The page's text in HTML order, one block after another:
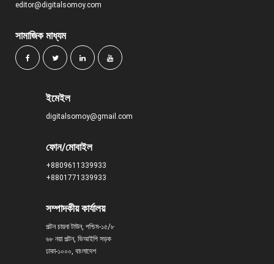
editor@digitalsomoy.com
সামাজিক মাধ্যম
ইমেইল
digitalsomoy@gmail.com
ফোন/মোবাইল
+8809611339933
+8801771339933
সম্পাদকীয় কার্যালয়
পল্টন চায়না টাউন, পশ্চিম-১৫/৮
৬৮ নয়া পল্টন, ভিআইপি সড়ক
ঢাকা-১০০০, বাংলাদেশ